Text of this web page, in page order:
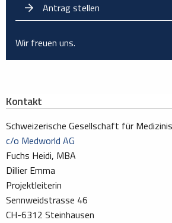
Antrag stellen
Wir freuen uns.
Kontakt
Schweizerische Gesellschaft für
c/o Medworld AG
Fuchs Heidi, MBA
Dillier Emma
Projektleiterin
Sennweidstrasse 46
CH-6312 Steinhausen